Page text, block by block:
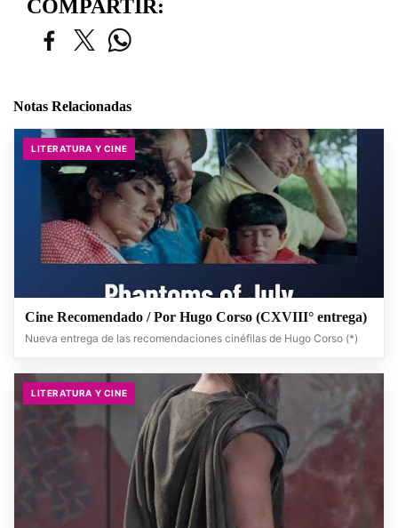
COMPARTIR:
Notas Relacionadas
LITERATURA Y CINE
Cine Recomendado / Por Hugo Corso (CXVIII° entrega)
Nueva entrega de las recomendaciones cinéfilas de Hugo Corso (*)
LITERATURA Y CINE